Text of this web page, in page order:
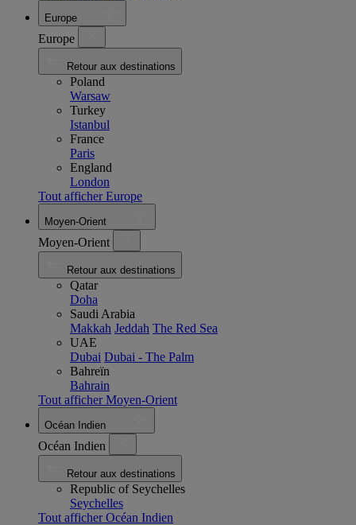
Europe
Europe
Retour aux destinations
Poland
Warsaw
Turkey
Istanbul
France
Paris
England
London
Tout afficher Europe
Moyen-Orient
Moyen-Orient
Retour aux destinations
Qatar
Doha
Saudi Arabia
Makkah Jeddah The Red Sea
UAE
Dubai Dubai - The Palm
Bahreïn
Bahrain
Tout afficher Moyen-Orient
Océan Indien
Océan Indien
Retour aux destinations
Republic of Seychelles
Seychelles
Tout afficher Océan Indien